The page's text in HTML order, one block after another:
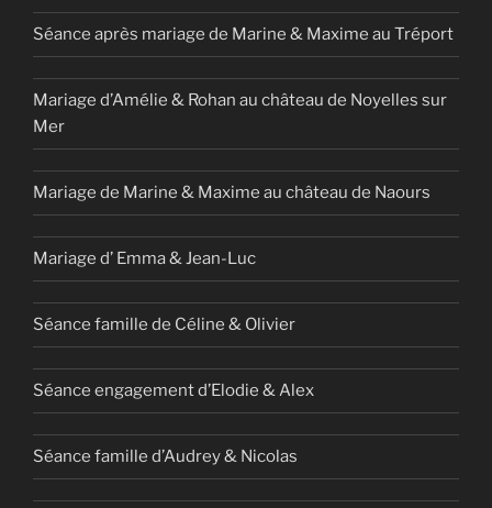
Séance après mariage de Marine & Maxime au Tréport
Mariage d’Amélie & Rohan au château de Noyelles sur
Mer
Mariage de Marine & Maxime au château de Naours
Mariage d’ Emma & Jean-Luc
Séance famille de Céline & Olivier
Séance engagement d’Elodie & Alex
Séance famille d’Audrey & Nicolas